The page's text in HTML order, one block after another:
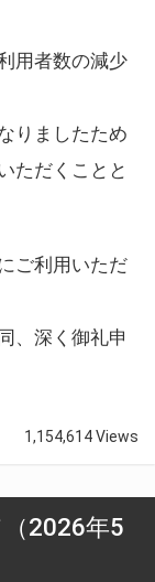
用者数の減少
りましたため
ただくことと
ご利用いただ
、深く御礼申
1,154,614 Views
2026年5